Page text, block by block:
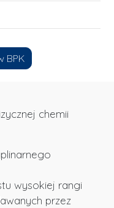
BPK
chemii
wysokiej rangi
przez